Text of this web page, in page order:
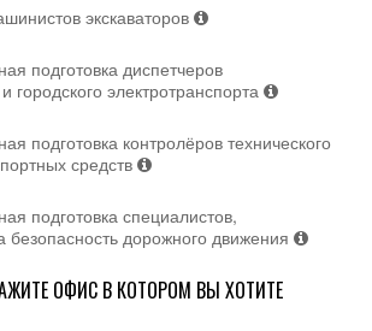
экскаваторов
подготовка диспетчеров
городского электротранспорта
подготовка контролёров технического
средств
подготовка специалистов,
безопасность дорожного движения
ОФИС В КОТОРОМ ВЫ ХОТИТЕ